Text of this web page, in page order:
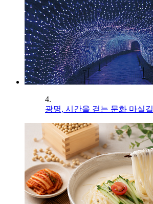
4.
광명, 시간을 걷는 문화 마실길